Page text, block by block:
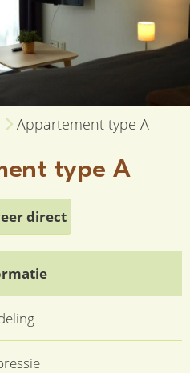
Appartement type A
type A
direct